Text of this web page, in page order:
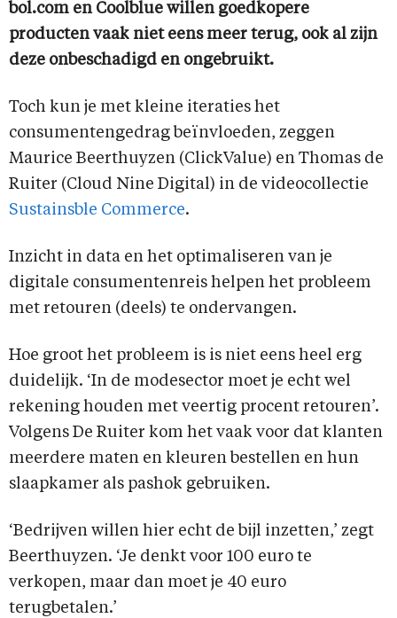
bol.com en Coolblue willen goedkopere
producten vaak niet eens meer terug, ook al zijn
deze onbeschadigd en ongebruikt.
Toch kun je met kleine iteraties het
consumentengedrag beïnvloeden, zeggen
Maurice Beerthuyzen (ClickValue) en Thomas de
Ruiter (Cloud Nine Digital) in de videocollectie
Sustainsble Commerce.
Inzicht in data en het optimaliseren van je
digitale consumentenreis helpen het probleem
met retouren (deels) te ondervangen.
Hoe groot het probleem is is niet eens heel erg
duidelijk. ‘In de modesector moet je echt wel
rekening houden met veertig procent retouren’.
Volgens De Ruiter kom het vaak voor dat klanten
meerdere maten en kleuren bestellen en hun
slaapkamer als pashok gebruiken.
‘Bedrijven willen hier echt de bijl inzetten,’ zegt
Beerthuyzen. ‘Je denkt voor 100 euro te
verkopen, maar dan moet je 40 euro
terugbetalen.’